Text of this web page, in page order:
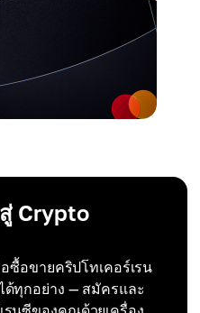
Crypto
ซื้อขายคริปโทเคอร์เรน
ด้ทุกอย่าง — สมัครและ